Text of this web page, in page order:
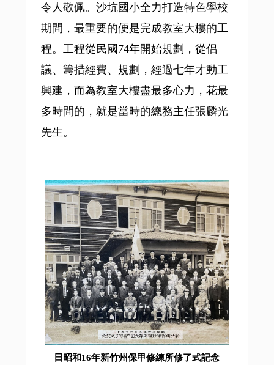
令人敬佩。沙坑國小全力打造特色學校
期間，最重要的便是完成教室大樓的工
程。工程從民國74年開始規劃，從倡
議、籌措經費、規劃，經過七年才動工
興建，而為教室大樓盡最多心力，花最
多時間的，就是當時的總務主任張麟光
先生。
日昭和16年新竹州保甲修練所修了式記念